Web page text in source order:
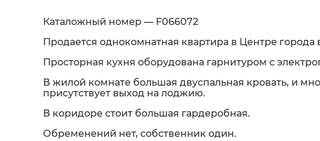
Каталожный номер — F066072
Продается однокомнатная квартира в Центре города
Просторная кухня оборудована гарнитуром с
В жилой комнате большая двуспальная кровать, и
присутствует выход на лоджию.
В коридоре стоит большая гардеробная.
Обременений нет, собственник один.